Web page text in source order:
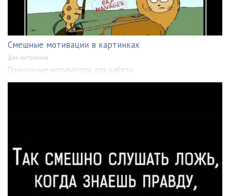
Смешные мотивации в картинках
Для настроения
Прикольные мотиваторы для работы